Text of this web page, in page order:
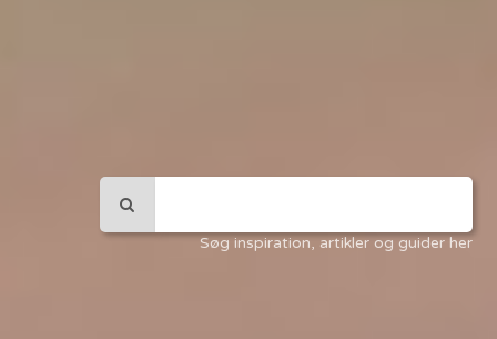
Søg inspiration, artikler og guider her